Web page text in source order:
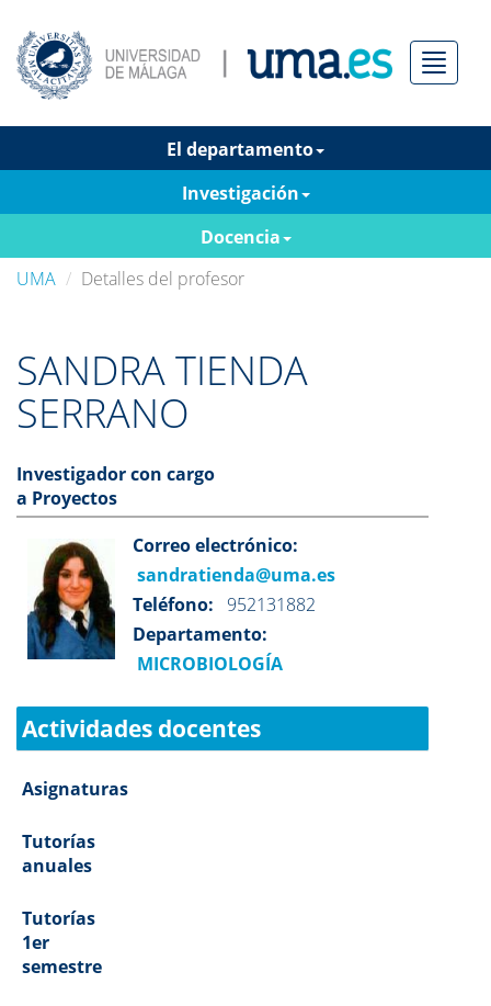
Menú
El departamento
Investigación
Docencia
UMA
Detalles del profesor
SANDRA TIENDA
SERRANO
Investigador con cargo
a Proyectos
Correo electrónico:
sandratienda@uma.es
Teléfono: 952131882
Departamento:
MICROBIOLOGÍA
Actividades docentes
Asignaturas
Tutorías
anuales
Tutorías
1er
semestre